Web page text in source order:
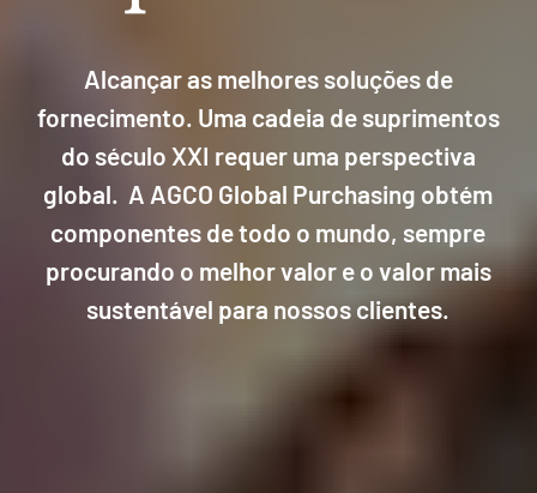
Alcançar as melhores soluções de
fornecimento. Uma cadeia de suprimentos
do século XXI requer uma perspectiva
global. A AGCO Global Purchasing obtém
componentes de todo o mundo, sempre
procurando o melhor valor e o valor mais
sustentável para nossos clientes.